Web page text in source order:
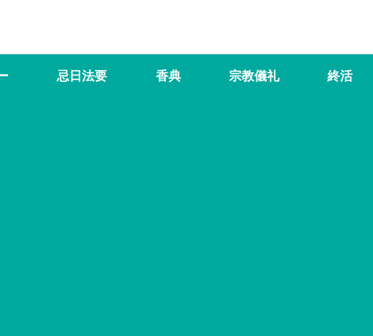
忌日法要 香典 宗教儀礼 終活